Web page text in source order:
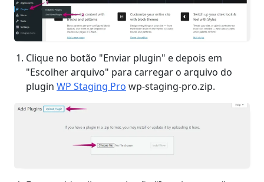
Clique no botão "Enviar plugin" e depois em
"Escolher arquivo" para carregar o arquivo do
plugin WP Staging Pro wp-staging-pro.zip.